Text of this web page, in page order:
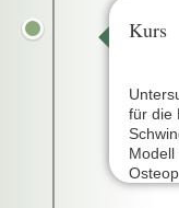
Kurs
für die
Modell